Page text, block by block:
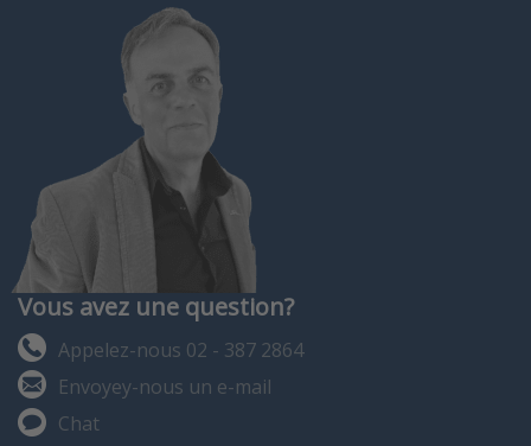
Vous avez une question?
Appelez-nous 02 - 387 2864
Envoyey-nous un e-mail
Chat